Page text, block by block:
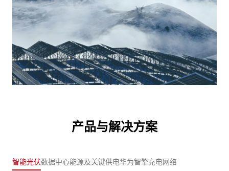
产品与解决方案
智能光伏数据中心能源及关键供电华为智擎充电网络